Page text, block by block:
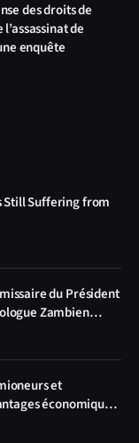
des droits de
de
enquête
Still Suffering from
du Président
Zambien
route Kolwezi -
et
économiques